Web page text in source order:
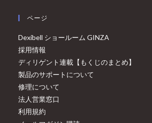
ページ
Dexibell ショールーム GINZA
採用情報
ディリゲント連載【もくじのまとめ】
製品のサポートについて
修理について
法人営業窓口
利用規約